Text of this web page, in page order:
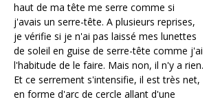
haut de ma tête me serre comme si
j'avais un serre-tête. A plusieurs reprises,
je vérifie si je n'ai pas laissé mes lunettes
de soleil en guise de serre-tête comme j'ai
l'habitude de le faire. Mais non, il n'y a rien.
Et ce serrement s'intensifie, il est très net,
en forme d'arc de cercle allant d'une